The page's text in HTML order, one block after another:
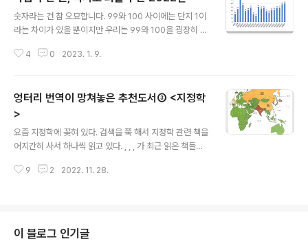
숫자라는 건 참 오묘합니다. 99와 100 사이에는 단지 1이
라는 차이가 있을 뿐이지만 우리는 99와 100을 굉장히 다
99와 1000과도 사뭇 달라 보입니다. 물론 0과 1은 말할
제공항에는 4번과 44번 게이트가 없고 유럽 항공기엔 13
번째 줄이 없습니다. 한국인이라면 416이나 518, 미국인
이라면 911, 대만인이라면 228, 버마인이라면 8888이라
는 숫자를 들었을 때 즉각 특정한 생각을 할 수밖에 없습니
다. 맞습니다. 숫자는 숫자일 뿐이라고 아무리 자기 세뇌를
걸어봐야 소용이 없습니다. 12월31일과 1월1일은 그냥
4 0 2023. 1. 9.
엉터리 번역이 망쳐놓은 추천도서③ <지정학
>
요즘 지정학에 꽂혀 있다. 검색을 쭉 해서 지정학 관련 책을
어지간히 사서 하나씩 읽고 있다. , , , 가 최근 읽은 책들이
데 읽은 책 가운데 하나가 오늘 소개하고자 하는 이다. 파스
알던 내용을 펼쳐놓은 정도다. 내용은 그다지 인상적이지
않은 책이지만, 오래도록 기억에 남을 건 따로 있다. 명색이
9 2 2022. 11. 28.
이 블로그 인기글